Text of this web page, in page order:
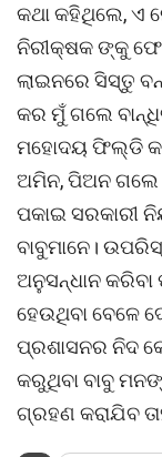
କଥା କହିଥିଲେ, ଏ
ନିରୀକ୍ଷକ ଙ୍କୁ
ଲାଇନରେ ସିସ୍ତୁ
କର ମୁଁ ଗଲେ
ମହୋଦୟ ଫିଲ୍ଡି
ଅମିନ, ପିଅନ ଗଲେ
ପକାଇ ସରକାରୀ
ବାବୁମାନେ।
ଅନୁସନ୍ଧାନ
ହେଉଥିବା ବେଳେ
ପ୍ରଶାସନର ନିଦ
କରୁଥିବା ବାବୁ
ଗ୍ରହଣ କରାଯିବ